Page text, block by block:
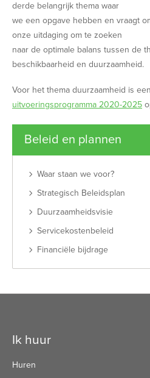
derde belangrijk thema waar
we een opgave hebben en vraagt
onze uitdaging om te zoeken
naar de optimale balans tussen de
beschikbaarheid en duurzaamheid.
Voor het thema duurzaamheid is een
uitvoeringsprogramma 2020-2025
Beleid en plannen
Waar staan we voor?
Strategisch Beleidsplan
Duurzaamheidsvisie
Servicekostenbeleid
Financiële bijdrage
Contactinformatie
Ik huur
Huren